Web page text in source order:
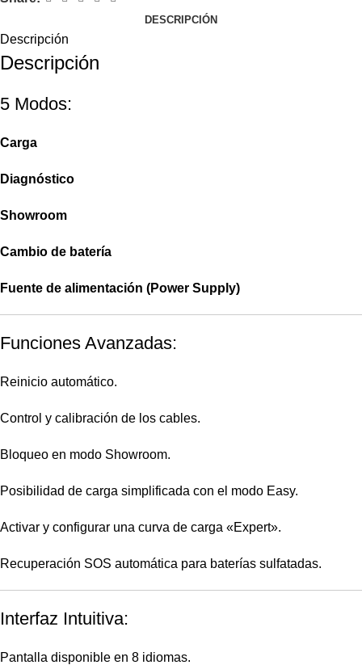
DESCRIPCIÓN
Descripción
Descripción
5 Modos:
Carga
Diagnóstico
Showroom
Cambio de batería
Fuente de alimentación (Power Supply)
Funciones Avanzadas:
Reinicio automático.
Control y calibración de los cables.
Bloqueo en modo Showroom.
Posibilidad de carga simplificada con el modo Easy.
Activar y configurar una curva de carga «Expert».
Recuperación SOS automática para baterías sulfatadas.
Interfaz Intuitiva:
Pantalla disponible en 8 idiomas.